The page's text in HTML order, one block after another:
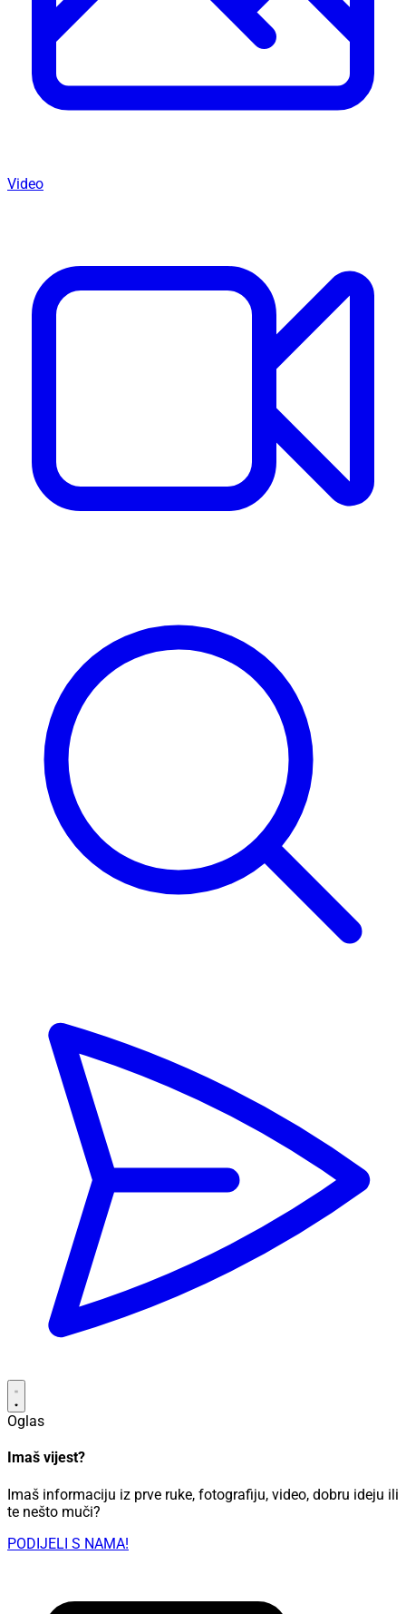
Video
Oglas
Imaš vijest?
Imaš informaciju iz prve ruke, fotografiju, video, dobru ideju ili
te nešto muči?
PODIJELI S NAMA!